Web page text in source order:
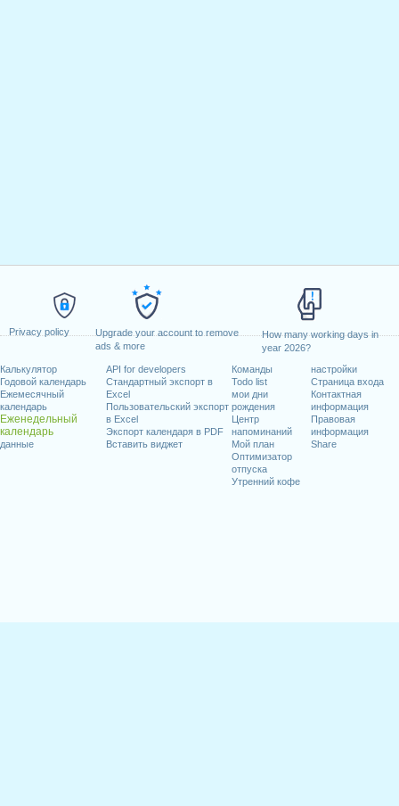
Privacy policy
Upgrade your account to remove
ads & more
How many working days in
year 2026?
Калькулятор
Годовой календарь
Ежемесячный
календарь
Еженедельный
календарь
данные
API for developers
Стандартный экспорт в
Excel
Пользовательский экспорт
в Excel
Экспорт календаря в PDF
Вставить виджет
Команды
Todo list
мои дни
рождения
Центр
напоминаний
Мой план
Оптимизатор
отпуска
Утренний кофе
настройки
Страница входа
Контактная
информация
Правовая
информация
Share